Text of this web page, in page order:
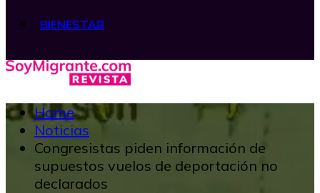
BIENESTAR
Home
Noticias
Congresistas piden información de
supuestos vuelos de deportación no
declarados